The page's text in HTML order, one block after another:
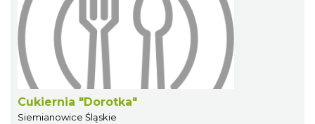
Cukiernia "Dorotka"
Siemianowice Śląskie